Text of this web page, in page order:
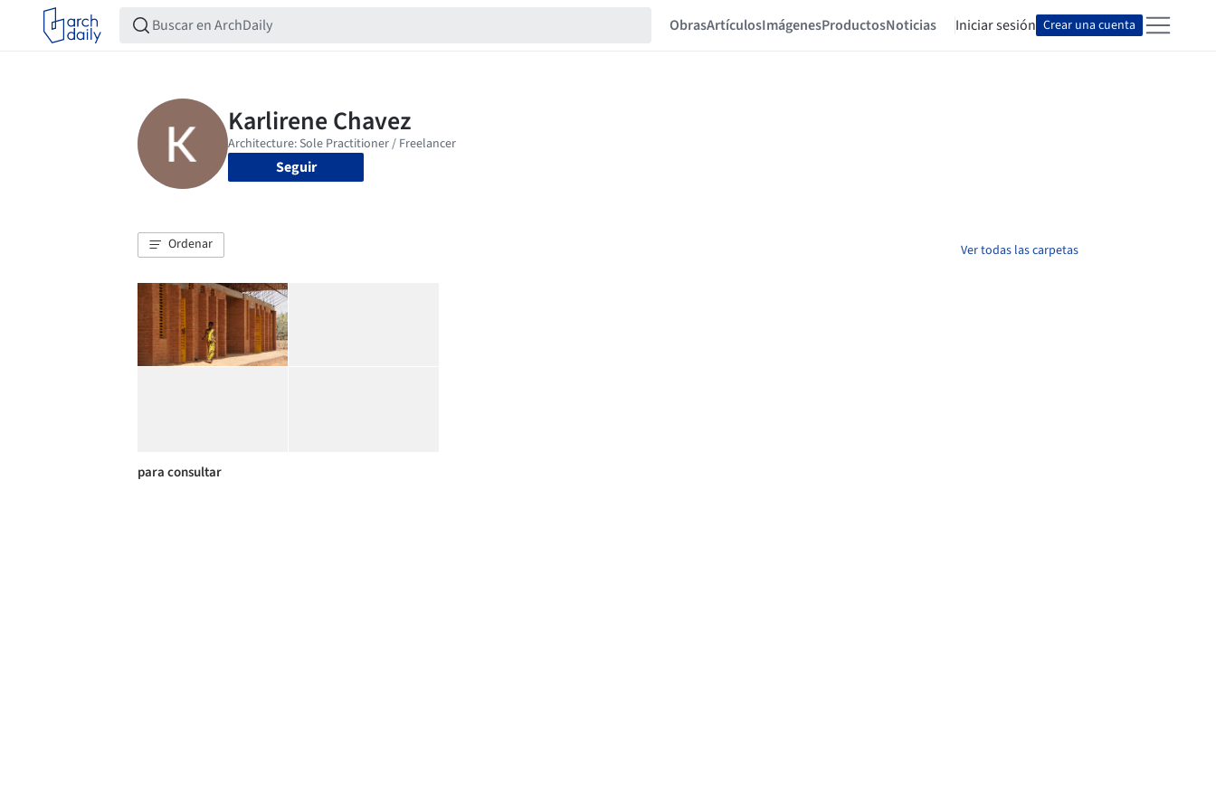
ObrasArtículosImágenesProductosNoticias Iniciar sesión Crear una cuenta
Seguir
Ordenar Ver todas las carpetas
para consultar